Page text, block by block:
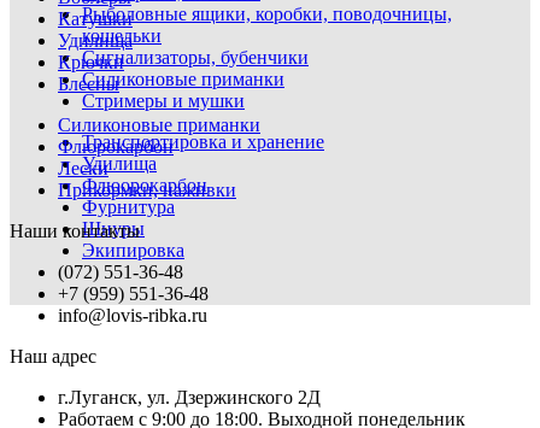
Рыболовные ящики, коробки, поводочницы,
кошельки
Сигнализаторы, бубенчики
Силиконовые приманки
Стримеры и мушки
Транспортировка и хранение
Удилища
Флюорокарбон
Фурнитура
Шнуры
Экипировка
Катушки
Удилища
Крючки
Блесны
Силиконовые приманки
Флюрокарбон
Лески
Прикормки, наживки
Наши контакты
(072) 551-36-48
+7 (959) 551-36-48
info@lovis-ribka.ru
Наш адрес
г.Луганск, ул. Дзержинского 2Д
Работаем с 9:00 до 18:00. Выходной понедельник